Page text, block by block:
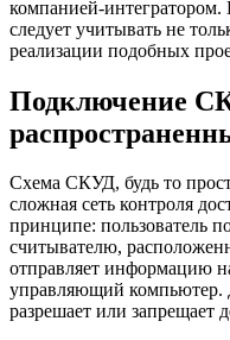
компанией-
следует учитывать не
реализации подобных
Подключение
Схема СКУД, будь то
сложная сеть контроля
принципе: пользователь
считывателю,
отправляет информацию
управляющий компьютер.
разрешает или запрещает